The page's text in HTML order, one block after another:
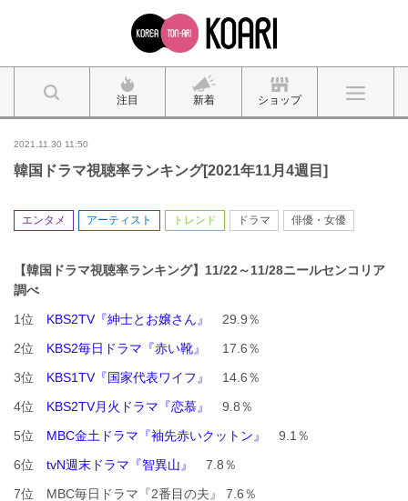
注目 新着 ショップ
2021.11.30 11:50
韓国ドラマ視聴率ランキング[2021年11月4週目]
エンタメ アーティスト トレンド ドラマ 俳優・女優
【韓国ドラマ視聴率ランキング】11/22～11/28ニールセンコリア
調べ
1位 KBS2TV『紳士とお嬢さん』
29.9％
2位 KBS2毎日ドラマ『赤い靴』
17.6％
3位 KBS1TV『国家代表ワイフ』
14.6％
4位 KBS2TV月火ドラマ『恋慕』
9.8％
5位 MBC金土ドラマ『袖先赤いクットン』
9.1％
6位 tvN週末ドラマ『智異山』
7.8％
7位 MBC毎日ドラマ『2番目の夫』 7.6％